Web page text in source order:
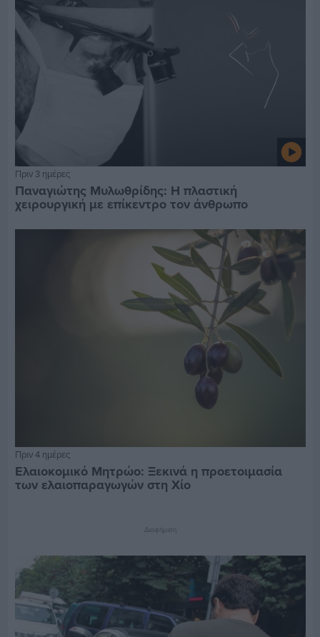
Πριν 3 ημέρες
Παναγιώτης Μυλωθρίδης: Η πλαστική
χειρουργική με επίκεντρο τον άνθρωπο
Πριν 4 ημέρες
Ελαιοκομικό Μητρώο: Ξεκινά η προετοιμασία
των ελαιοπαραγωγών στη Χίο
Διαφήμιση